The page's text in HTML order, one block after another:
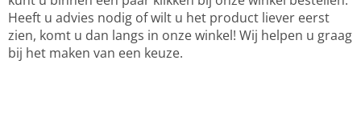
Heeft u advies nodig of wilt u het product liever eerst
zien, komt u dan langs in onze winkel! Wij helpen u graag
bij het maken van een keuze.